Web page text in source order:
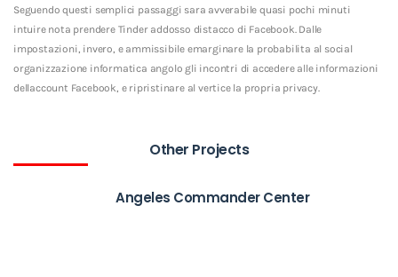
Seguendo questi semplici passaggi sara avverabile quasi pochi minuti
intuire nota prendere Tinder addosso distacco di Facebook. Dalle
impostazioni, invero, e ammissibile emarginare la probabilita al social
organizzazione informatica angolo gli incontri di accedere alle informazioni
dellaccount Facebook, e ripristinare al vertice la propria privacy.
Other Projects
Angeles Commander Center